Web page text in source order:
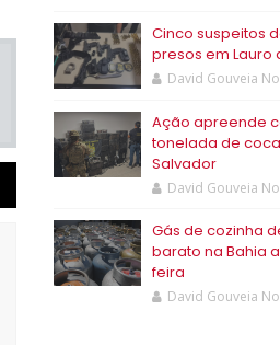
Cinco suspeitos
presos em Lauro
David Gouveia
Ação apreende
tonelada de
Salvador
David Gouveia
Gás de cozinha
barato na Bahia
feira
David Gouveia